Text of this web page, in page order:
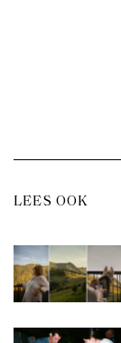
LEES OOK